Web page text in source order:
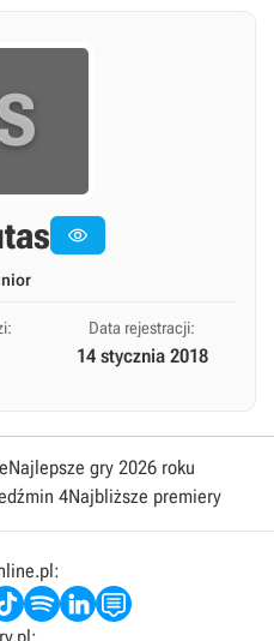

Data rejestracji:
14 stycznia 2018
Najlepsze gry 2026 roku
4Najbliższe premiery